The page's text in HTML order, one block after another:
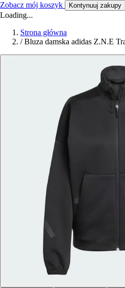
Zobacz mój koszyk Kontynuuj zakupy
Loading...
Strona główna
/ Bluza damska adidas Z.N.E